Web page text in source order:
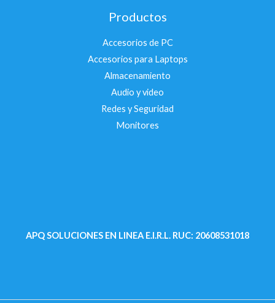
Productos
Accesorios de PC
Accesorios para Laptops
Almacenamiento
Audio y video
Redes y Seguridad
Monitores
APQ SOLUCIONES EN LINEA E.I.R.L. RUC: 20608531018